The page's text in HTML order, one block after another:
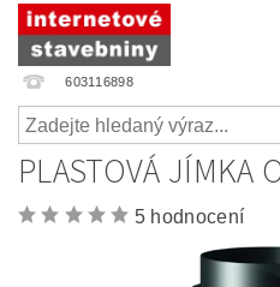
603116898
PLASTOVÁ JÍMKA
5 hodnocení